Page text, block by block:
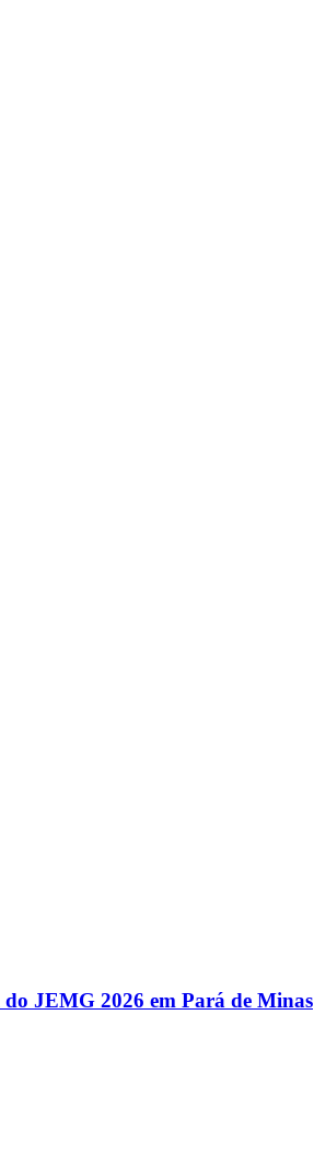
JEMG 2026 em Pará de Minas